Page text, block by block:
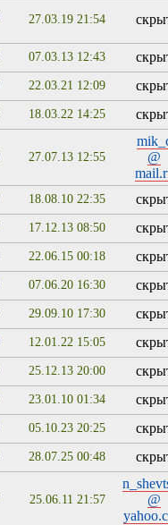
27.03.19 21:54
07.03.13 12:43
22.03.21 12:09
18.03.22 14:25
27.07.13 12:55
@
18.08.10 22:35
17.12.13 08:50
22.06.15 00:18
07.06.20 16:30
29.09.10 17:30
12.01.22 15:05
25.12.13 20:00
23.01.10 01:34
05.10.23 20:25
28.07.25 00:48
25.06.11 21:57
@